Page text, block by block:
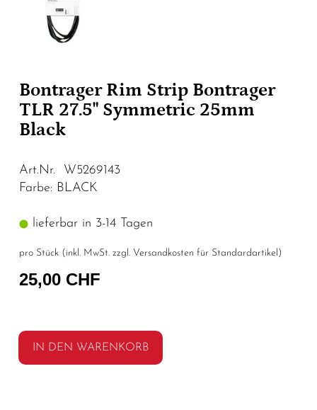
Bontrager Rim Strip Bontrager
TLR 27.5" Symmetric 25mm
Black
Art.Nr. W5269143
Farbe: BLACK
lieferbar in 3-14 Tagen
pro Stück (inkl. MwSt. zzgl. Versandkosten für Standardartikel )
25,00 CHF
IN DEN WARENKORB